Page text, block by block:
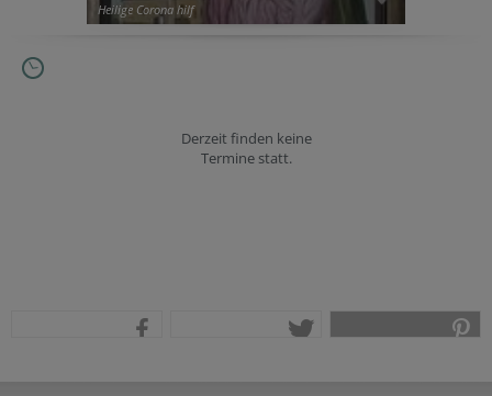
Heilige Corona hilf
Derzeit finden keine
Termine statt.